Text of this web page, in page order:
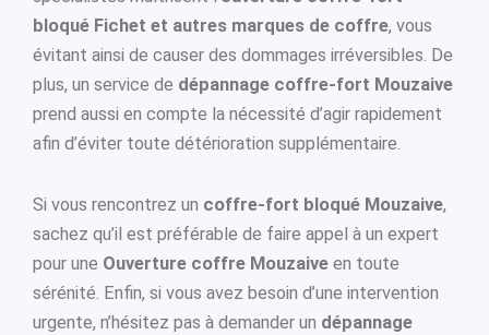
bloqué Fichet et autres marques de coffre, vous
évitant ainsi de causer des dommages irréversibles. De
plus, un service de dépannage coffre-fort Mouzaive
prend aussi en compte la nécessité d’agir rapidement
afin d’éviter toute détérioration supplémentaire.
Si vous rencontrez un coffre-fort bloqué Mouzaive,
sachez qu’il est préférable de faire appel à un expert
pour une Ouverture coffre Mouzaive en toute
sérénité. Enfin, si vous avez besoin d’une intervention
urgente, n’hésitez pas à demander un dépannage